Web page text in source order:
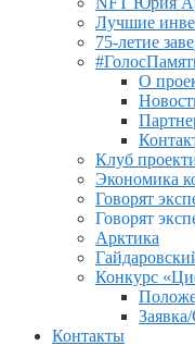
Лучшие
75-летие
О
Клуб
Экономика
Говорят
Говорят
Арктика
Конкурс
Контакты